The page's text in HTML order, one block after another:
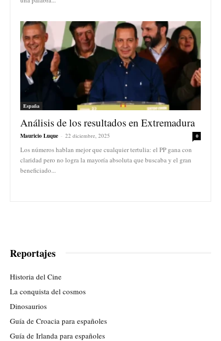
España
Análisis de los resultados en Extremadura
Mauricio Luque - 22 diciembre, 2025 0
Los números hablan mejor que cualquier tertulia: el PP gana con
claridad pero no logra la mayoría absoluta que buscaba y el gran
beneficiado...
Reportajes
Historia del Cine
La conquista del cosmos
Dinosaurios
Guía de Croacia para españoles
Guía de Irlanda para españoles